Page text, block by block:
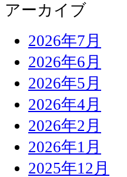
アーカイブ
2026年7月
2026年6月
2026年5月
2026年4月
2026年2月
2026年1月
2025年12月